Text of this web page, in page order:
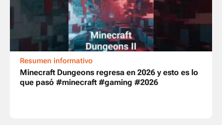
Resumen informativo
Minecraft Dungeons regresa en 2026 y esto es lo
que pasó #minecraft #gaming #2026